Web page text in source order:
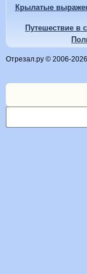
Крылатые
Путешествие в
Отрезал.ру © 2006-2026